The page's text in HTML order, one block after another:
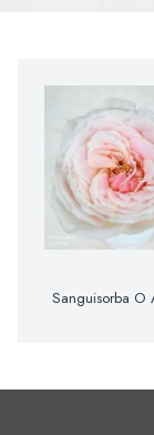
Sanguisorba O